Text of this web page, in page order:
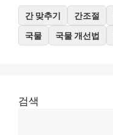
간 맞추기 간조절
국물
국물 개선법
검색